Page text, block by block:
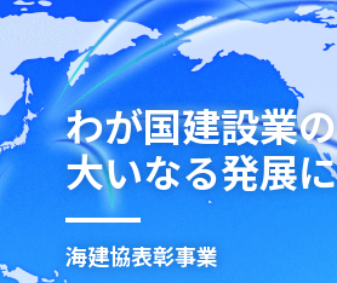
わが国建設業の
大いなる発展
海建協表彰事業